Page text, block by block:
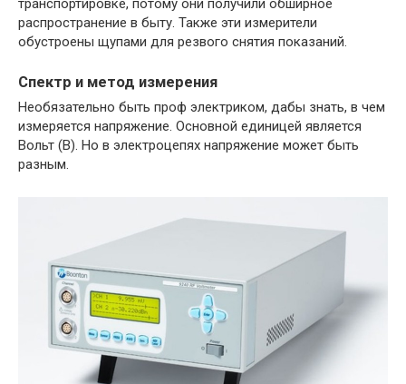
распространение в быту. Также эти измерители
обустроены щупами для резвого снятия показаний.
Спектр и метод измерения
Необязательно быть проф электриком, дабы знать, в чем
измеряется напряжение. Основной единицей является
Вольт (В). Но в электроцепях напряжение может быть
разным.